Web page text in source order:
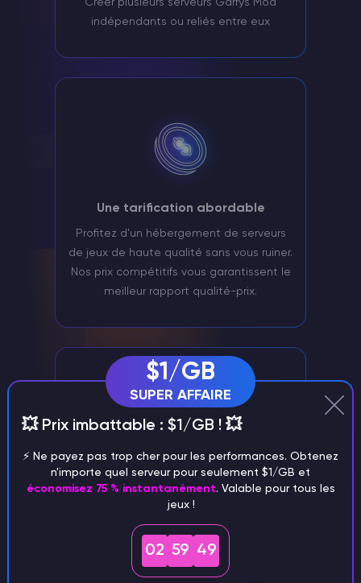
indépendants ou reliés entre eux
Une tarification abordable
Profitez d'un hébergement de serveurs
de jeux de haute qualité sans vous ruiner.
Nos prix compétitifs vous garantissent le
meilleur rapport qualité-prix.
Gestion du serveur via Discord
Gérez facilement votre serveur Garrys
Mod à l'aide de notre bot Discord.
$1/GB
SUPER AFFAIRE
💥 Prix imbattable : $1/GB ! 💥
⚡️ Ne payez pas trop cher pour les performances. Obtenez
n'importe quel serveur pour seulement $1/GB et
économisez 75 % instantanément. Valable pour tous les
jeux !
02 59 48